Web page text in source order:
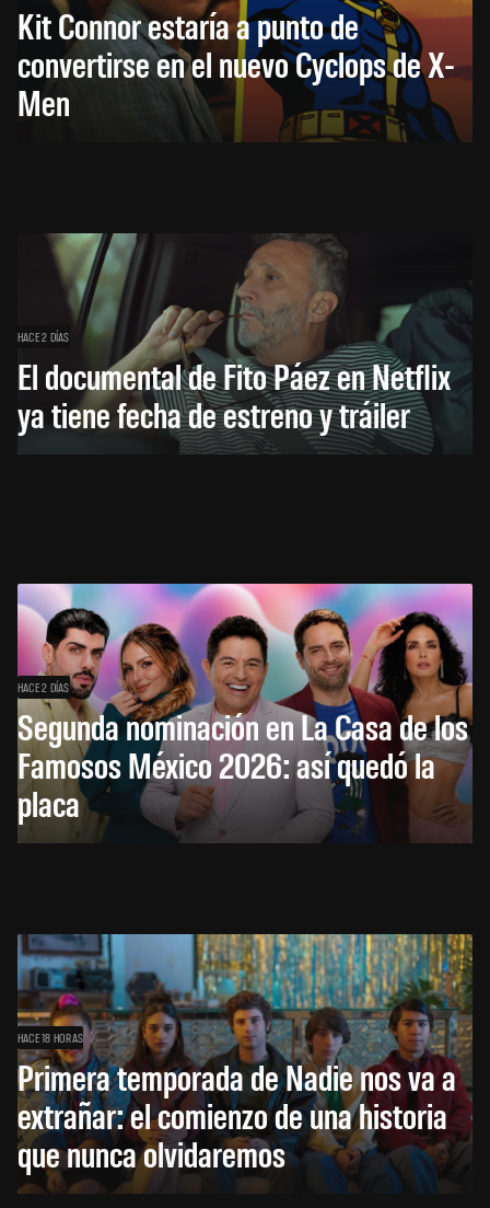
Kit Connor estaría a punto de
convertirse en el nuevo Cyclops de X-
Men
HACE 2 DÍAS
El documental de Fito Páez en Netflix
ya tiene fecha de estreno y tráiler
HACE 2 DÍAS
Segunda nominación en La Casa de los
Famosos México 2026: así quedó la
placa
HACE 18 HORAS
Primera temporada de Nadie nos va a
extrañar: el comienzo de una historia
que nunca olvidaremos